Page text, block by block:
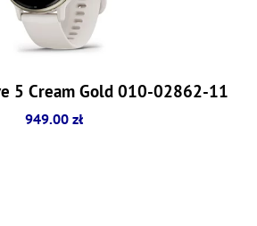
5 Cream Gold 010-02862-11
949.00 zł